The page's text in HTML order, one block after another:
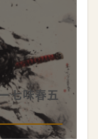
七味春五